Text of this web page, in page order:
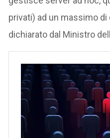
privati) ad un massimo di
dichiarato dal Ministro